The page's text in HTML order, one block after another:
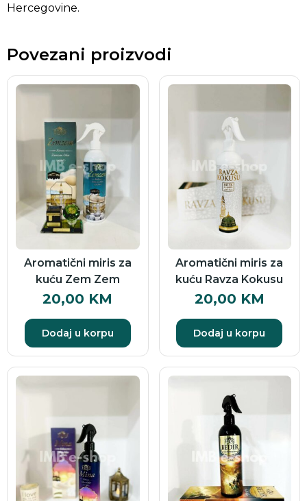
Hercegovine.
Povezani proizvodi
Aromatični miris za
kuću Zem Zem
20,00 KM
Dodaj u korpu
Aromatični miris za
kuću Ravza Kokusu
20,00 KM
Dodaj u korpu